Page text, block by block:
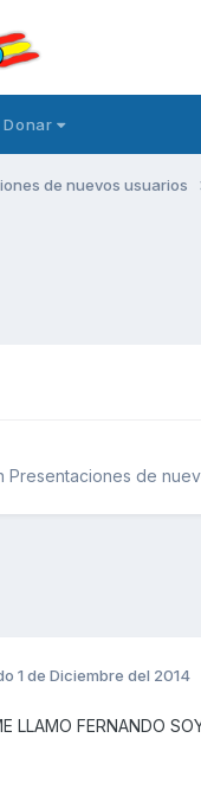
Donar
de nuevos usuarios
Presentaciones de
1 de Diciembre del 2014
LLAMO FERNANDO